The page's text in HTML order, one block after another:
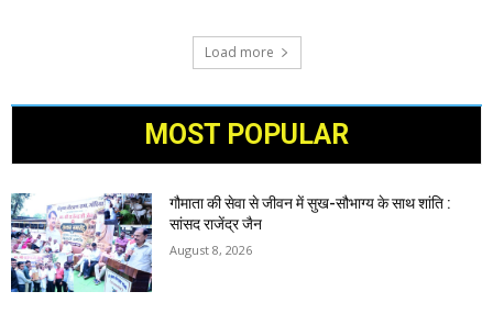
Load more
MOST POPULAR
गौमाता की सेवा से जीवन में सुख-सौभाग्य के साथ शांति :
सांसद राजेंद्र जैन
August 8, 2026